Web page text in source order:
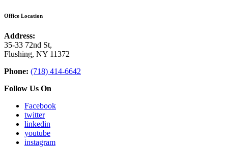
Office Location
Address:
35-33 72nd St,
Flushing, NY 11372
Phone: (718) 414-6642
Follow Us On
Facebook
twitter
linkedin
youtube
instagram